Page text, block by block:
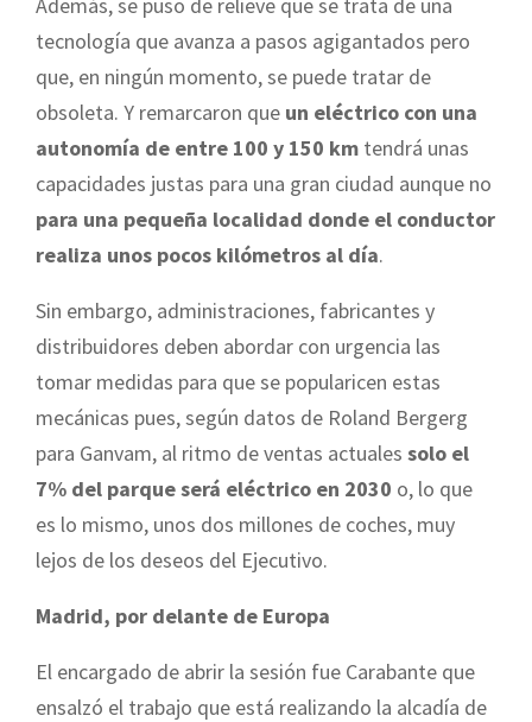
tecnología que avanza a pasos agigantados pero
que, en ningún momento, se puede tratar de
obsoleta. Y remarcaron que un eléctrico con una
autonomía de entre 100 y 150 km tendrá unas
capacidades justas para una gran ciudad aunque no
para una pequeña localidad donde el conductor
realiza unos pocos kilómetros al día.
Sin embargo, administraciones, fabricantes y
distribuidores deben abordar con urgencia las
tomar medidas para que se popularicen estas
mecánicas pues, según datos de Roland Bergerg
para Ganvam, al ritmo de ventas actuales solo el
7% del parque será eléctrico en 2030 o, lo que
es lo mismo, unos dos millones de coches, muy
lejos de los deseos del Ejecutivo.
Madrid, por delante de Europa
El encargado de abrir la sesión fue Carabante que
ensalzó el trabajo que está realizando la alcadía de